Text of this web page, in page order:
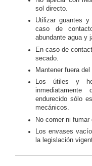
sol directo.
Utilizar guantes
caso de
abundante agua y
En caso de
secado.
Mantener fuera
Los útiles y
endurecido sólo
mecánicos.
No comer ni fumar
Los envases
la legislación